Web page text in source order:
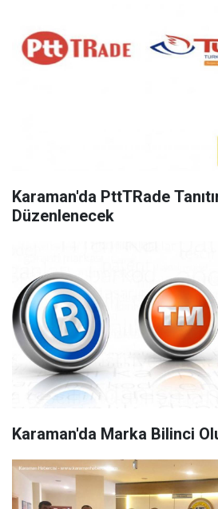
Karaman'da PttTRade
Düzenlenecek
Karaman'da Marka Bilinci